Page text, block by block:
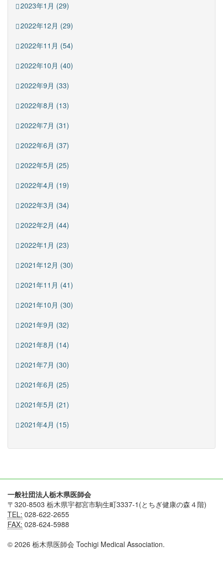
2023年1月 (29)
2022年12月 (29)
2022年11月 (54)
2022年10月 (40)
2022年9月 (33)
2022年8月 (13)
2022年7月 (31)
2022年6月 (37)
2022年5月 (25)
2022年4月 (19)
2022年3月 (34)
2022年2月 (44)
2022年1月 (23)
2021年12月 (30)
2021年11月 (41)
2021年10月 (30)
2021年9月 (32)
2021年8月 (14)
2021年7月 (30)
2021年6月 (25)
2021年5月 (21)
2021年4月 (15)
一般社団法人栃木県医師会
〒320-8503 栃木県宇都宮市駒生町3337-1(とちぎ健康の森４階)
TEL: 028-622-2655
FAX: 028-624-5988
© 2026 栃木県医師会 Tochigi Medical Association.